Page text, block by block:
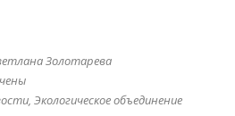
Золотарева
, Экологическое объединение